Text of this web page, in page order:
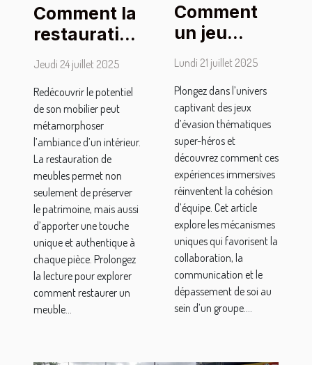
Comment la
restauration
de mobilier
peut
transformer
votre
intérieur ?
Jeudi 24 juillet 2025
Redécouvrir le potentiel
de son mobilier peut
métamorphoser
l’ambiance d’un intérieur.
La restauration de
meubles permet non
seulement de préserver
le patrimoine, mais aussi
d’apporter une touche
unique et authentique à
chaque pièce. Prolongez
la lecture pour explorer
comment restaurer un
meuble...
Comment
un jeu
d'évasion
thématique
super-
héros
renforce la
cohésion
d'équipe ?
Lundi 21 juillet 2025
Plongez dans l’univers
captivant des jeux
d’évasion thématiques
super-héros et
découvrez comment ces
expériences immersives
réinventent la cohésion
d’équipe. Cet article
explore les mécanismes
uniques qui favorisent la
collaboration, la
communication et le
dépassement de soi au
sein d’un groupe....